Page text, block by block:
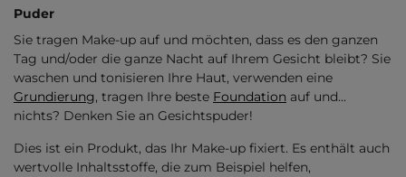
Puder
Sie tragen Make-up auf und möchten, dass es den ganzen
Tag und/oder die ganze Nacht auf Ihrem Gesicht bleibt? Sie
waschen und tonisieren Ihre Haut, verwenden eine
Grundierung, tragen Ihre beste Foundation auf und...
nichts? Denken Sie an Gesichtspuder!
Dies ist ein Produkt, das Ihr Make-up fixiert. Es enthält auch
wertvolle Inhaltsstoffe, die zum Beispiel helfen,